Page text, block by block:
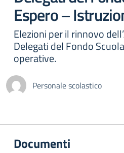
Espero –
Elezioni per il rinnovo
Delegati del Fondo
operative.
Personale scolastico
Documenti